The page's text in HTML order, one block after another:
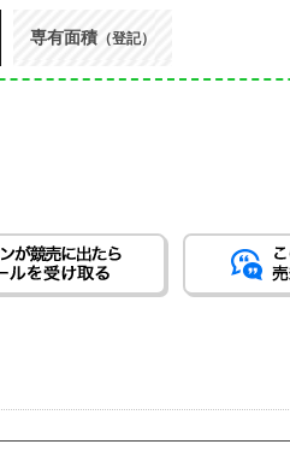
専有面積（登記）